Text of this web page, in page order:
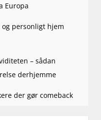
Europa
personligt hjem
– sådan
derhjemme
der gør comeback